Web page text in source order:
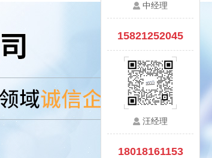
中经理
15821252045
汪经理
18018161153